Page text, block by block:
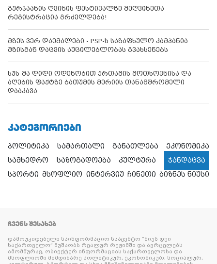
გურჯაანის ღვინის ფესტივალზე მეღვინეთა
რეგისტრაცია გრძელდება!
მზეს ვერ დაემალები - PSP-ს საზაფხულო კამპანია
მზისგან დაცვის აუცილებლობას გვახსენებს
სუს-მა დიდი ოდენობით ქრთამის მოთხოვნისა და
აღების ფაქტზე ბათუმის მერიის თანამშრომელი
დააკავა
ᲙᲐᲢᲔᲒᲝᲠᲘᲔᲑᲘ
პოლიტიკა სამართალი განათლება
ეკონომიკა
სამხედრო
საზოგადოება კულტურა
ჯანდაცვა
სპორტი მსოფლიო ინტერვიუ ჩინეთი ბიზნეს ნიუსი
ᲩᲕᲔᲜᲡ ᲨᲔᲡᲐᲮᲔᲑ
დამოუკიდებელი საინფორმაციო სააგენტო “ნიუს დეი
საქართველო” მუშაობს რეალურ რეჟიმში და ავრცელებს
ამომწურავ, ობიექტურ ინფორმაციას საქართველოსა და
მსოფლიოში მიმდინარე პოლიტიკურ, ეკონომიკურ, სოციალურ,